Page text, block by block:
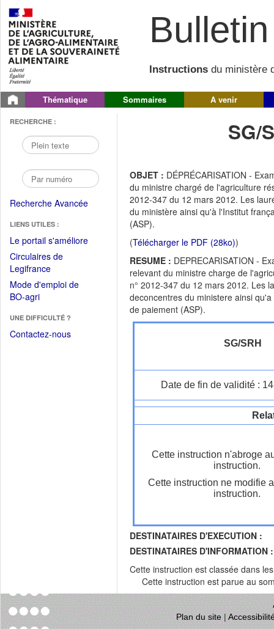
Instructions du ministère
Thématique Sommaires A venir
RECHERCHE :
Recherche Avancée
LIENS UTILES :
Le portail s'améliore(Fichier
Circulaires de
Legifrance(Ouvrir
dans
une
fenêtre)
Mode d'emploi de
BO-agri(Ouvrir
une
nouvelle
UNE DIFFICULTÉ ?
Contactez-nous
SG/
OBJET : DÉPRÉCARISATION -
du ministre chargé de l'agriculture
2012-347 du 12 mars 2012. Les
du ministère ainsi qu'à l'Institut
(ASP).
(Télécharger le PDF (28ko))
RESUME : DEPRECARISATION -
relevant du ministre charge de
n° 2012-347 du 12 mars 2012. Les
deconcentres du ministere ainsi
de paiement (ASP).
SG/SRH
Date de fin de validité :
Cette instruction n'abroge
instruction.
Cette instruction ne modifie
instruction.
DESTINATAIRES D'EXECUTION :
DESTINATAIRES D'INFORMATION :
Cette instruction est classée dans
Cette instruction est parue au
Plan du site|